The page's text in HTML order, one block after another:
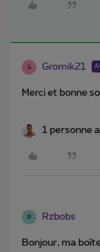
G Gromik21
Merci et bonne
1 personne
R Rzbobs
Bonjour, ma